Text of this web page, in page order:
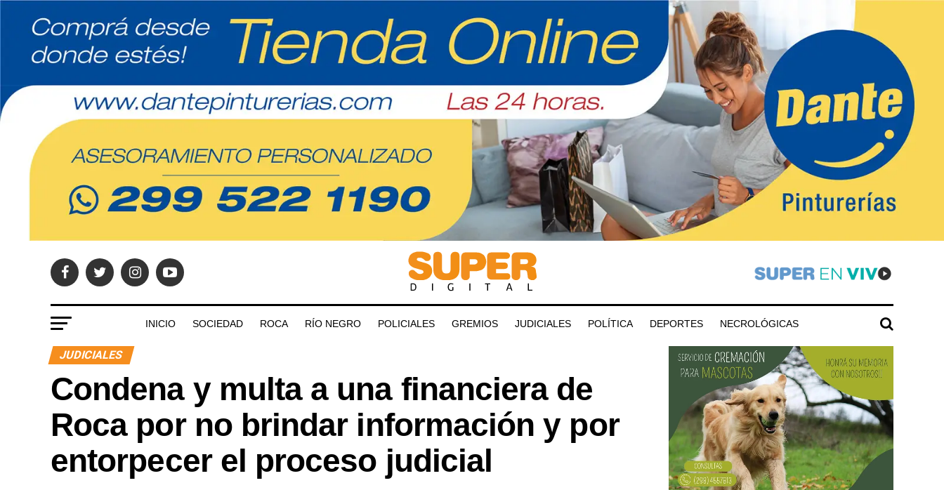
INICIO SOCIEDAD ROCA RÍO NEGRO POLICIALES GREMIOS JUDICIALES POLÍTICA DEPORTES NECROLÓGICAS
JUDICIALES
Condena y multa a una financiera de
Roca por no brindar información y por
entorpecer el proceso judicial